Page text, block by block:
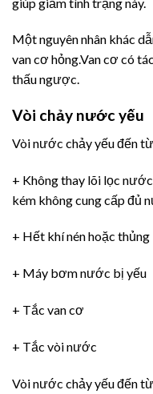
Một nguyên nhân khác
van cơ hỏng.Van cơ có
thấu ngược.
Vòi chảy nước yếu
Vòi nước chảy yếu đến
+ Không thay lõi lọc
kém không cung cấp đủ
+ Hết khí nén hoặc thủng
+ Máy bơm nước bị yếu
+ Tắc van cơ
+ Tắc vòi nước
Vòi nước chảy yếu đến